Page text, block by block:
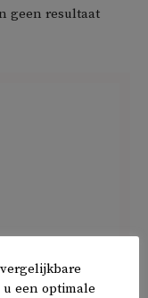
geen resultaat
een optimale